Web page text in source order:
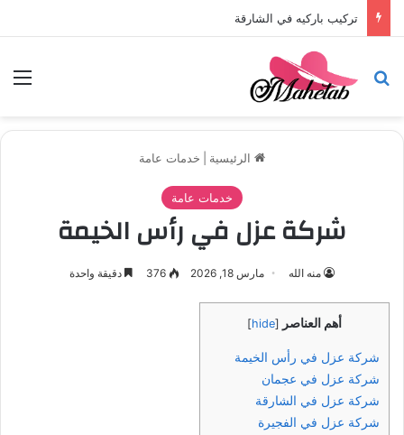
تركيب باركيه في الشارقة
بحث عن
الرئيسية خدمات عامة
خدمات عامة
شركة عزل في رأس الخيمة
منه الله مارس 18, 2026 376 دقيقة واحدة
أهم العناصر [
hide
]
شركة عزل في رأس الخيمة
شركة عزل في عجمان
شركة عزل في الشارقة
شركة عزل في الفجيرة